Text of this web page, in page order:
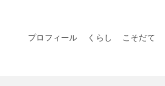
プロフィール くらし こそだて